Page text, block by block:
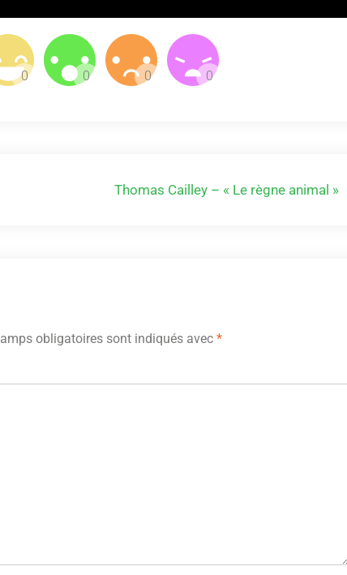
Thomas Cailley – « Le règne animal »
obligatoires sont indiqués avec *